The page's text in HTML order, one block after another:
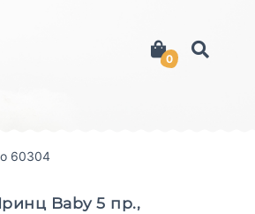
0
60304
Baby 5 пр.,